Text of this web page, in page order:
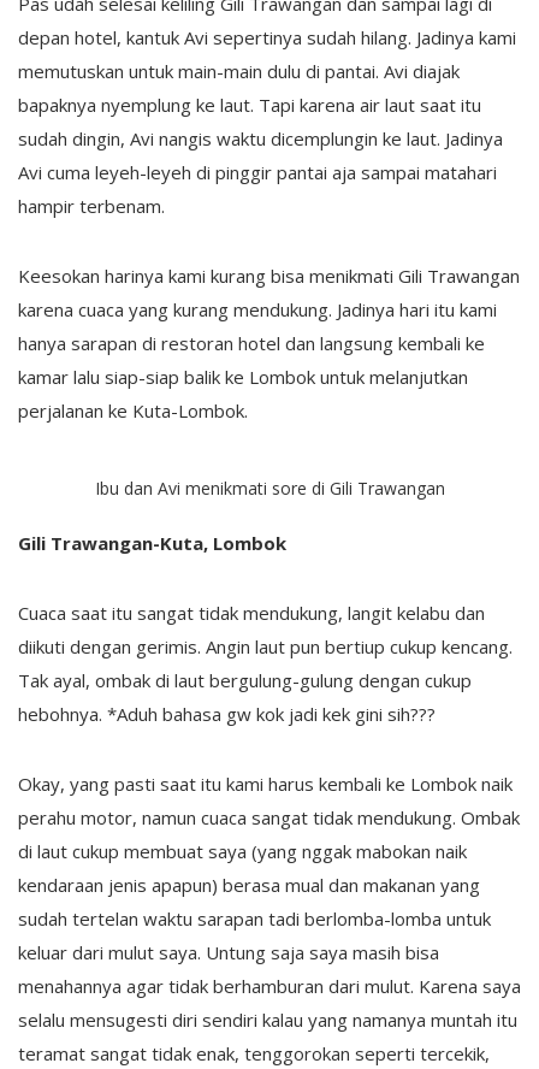
depan hotel, kantuk Avi sepertinya sudah hilang. Jadinya kami
memutuskan untuk main-main dulu di pantai. Avi diajak
bapaknya nyemplung ke laut. Tapi karena air laut saat itu
sudah dingin, Avi nangis waktu dicemplungin ke laut. Jadinya
Avi cuma leyeh-leyeh di pinggir pantai aja sampai matahari
hampir terbenam.
Keesokan harinya kami kurang bisa menikmati Gili Trawangan
karena cuaca yang kurang mendukung. Jadinya hari itu kami
hanya sarapan di restoran hotel dan langsung kembali ke
kamar lalu siap-siap balik ke Lombok untuk melanjutkan
perjalanan ke Kuta-Lombok.
Ibu dan Avi menikmati sore di Gili Trawangan
Gili Trawangan-Kuta, Lombok
Cuaca saat itu sangat tidak mendukung, langit kelabu dan
diikuti dengan gerimis. Angin laut pun bertiup cukup kencang.
Tak ayal, ombak di laut bergulung-gulung dengan cukup
hebohnya. *Aduh bahasa gw kok jadi kek gini sih???
Okay, yang pasti saat itu kami harus kembali ke Lombok naik
perahu motor, namun cuaca sangat tidak mendukung. Ombak
di laut cukup membuat saya (yang nggak mabokan naik
kendaraan jenis apapun) berasa mual dan makanan yang
sudah tertelan waktu sarapan tadi berlomba-lomba untuk
keluar dari mulut saya. Untung saja saya masih bisa
menahannya agar tidak berhamburan dari mulut. Karena saya
selalu mensugesti diri sendiri kalau yang namanya muntah itu
teramat sangat tidak enak, tenggorokan seperti tercekik,